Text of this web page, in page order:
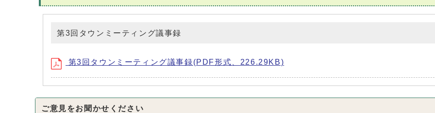
第3回タウンミーティング議事録
第3回タウンミーティング議事録(PDF形式、226.29KB)
ご意見をお聞かせください